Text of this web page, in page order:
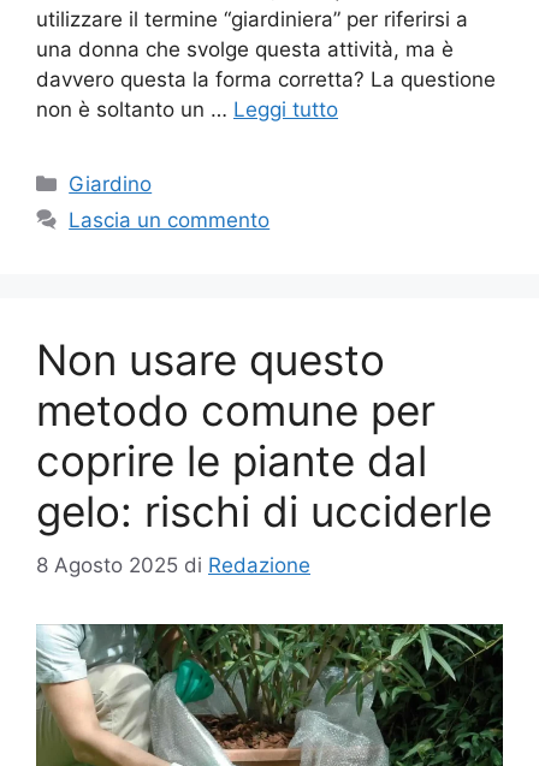
utilizzare il termine “giardiniera” per riferirsi a
una donna che svolge questa attività, ma è
davvero questa la forma corretta? La questione
non è soltanto un … Leggi tutto
Categorie
Giardino
Lascia un commento
Non usare questo
metodo comune per
coprire le piante dal
gelo: rischi di ucciderle
8 Agosto 2025 di Redazione